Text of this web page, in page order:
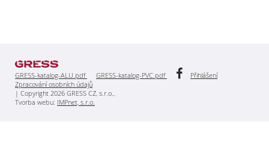
GRESS-katalog-ALU.pdf GRESS-katalog-PVC.pdf
Přihlášení
Zpracování osobních údajů
| Copyright 2026 GRESS CZ, s.r.o.,
Tvorba webu: IMPnet, s.r.o.